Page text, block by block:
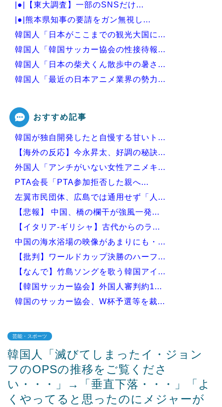
|●|【東大調査】一部のSNSだけ...
|●|熊本県知事の要請をガン無視し...
韓国人「日本がここまでの観光大国に...
韓国人「韓国サッカー協会の性接待報...
韓国人「日本の柴犬くん散歩中の暑さ...
韓国人「最近の日本アニメ業界の勢力...
Powered by livedoor 相互RSS
おすすめ記事
韓国が独自開発したと自慢する甘いト...
【海外の反応】今永昇太、好調の秘訣...
外国人「アンチがいない女性アニメキ...
PTA会長「PTA参加拒否した親へ...
左翼市民団体、広島では通用せず「人...
【悲報】 中国、橋の欄干が強風一発...
【イタリア-ギリシャ】古代からのラ...
中国の海水浴場の映像があまりにも・...
【批判】ワールドカップ決勝のハーフ...
【なんで】竹島ソングを歌う韓国アイ...
【韓国サッカー協会】外国人審判約1...
韓国のサッカー協会、W杯予選等を裁...
Powered by livedoor 相互RSS
芸能・スポーツ
韓国人「滅びてしまったイ・ジョン
フのOPSの推移をご覧くださ
い・・・」→「垂直下落・・・」「よ
くやってると思ったのにメジャーが